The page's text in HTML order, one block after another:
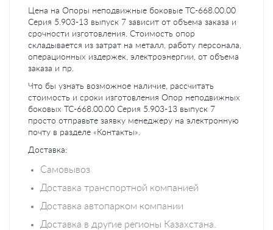
Цена на Опоры неподвижные боковые ТС-668.00.00
Серия 5.903-13 выпуск 7 зависит от объема заказа и
срочности изготовления. Стоимость опор
складывается из затрат на металл, работу персонала,
операционных издержек, электроэнергии, от объема
заказа и пр.
Что бы узнать возможное наличие, рассчитать
стоимость и сроки изготовления Опор неподвижных
боковых ТС-668.00.00 Серия 5.903-13 выпуск 7
просто отправьте заявку менеджеру на электронную
почту в разделе «Контакты».
Доставка:
Самовывоз
Доставка транспортной компанией
Доставка автопарком компании
Доставка в другие регионы Казахстана.